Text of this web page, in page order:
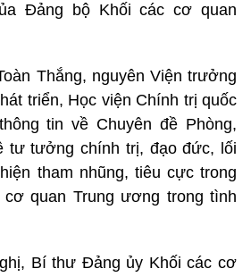
Đảng bộ Khối các cơ quan
Thắng, nguyên Viện trưởng
triển, Học viện Chính trị quốc
tin về Chuyên đề Phòng,
tư tưởng chính trị, đạo đức, lối
tham nhũng, tiêu cực trong
quan Trung ương trong tình
Bí thư Đảng ủy Khối các cơ